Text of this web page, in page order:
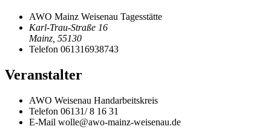
AWO Mainz Weisenau Tagesstätte
Karl-Trau-Straße 16
Mainz 55130
Telefon 061316938743
Veranstalter
AWO Weisenau Handarbeitskreis
Telefon 06131/ 8 16 31
E-Mail wolle@awo-mainz-weisenau.de